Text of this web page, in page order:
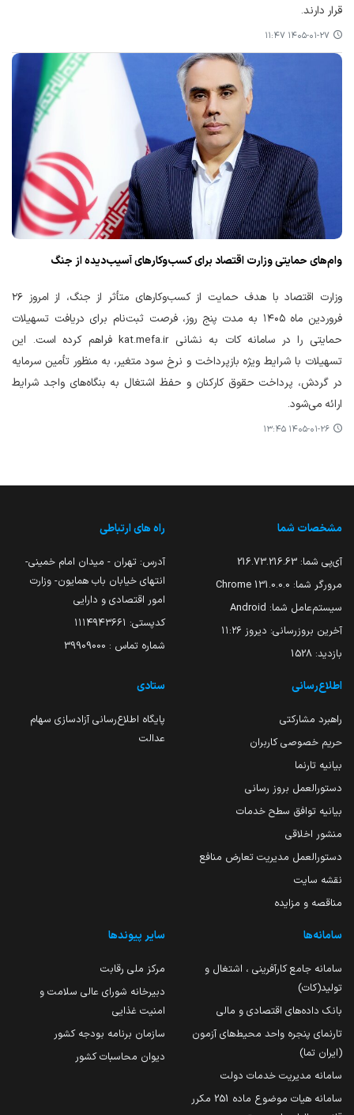
قرار دارند.
۱۴۰۵-۰۱-۲۷ ۱۱:۴۷
وام‌های حمایتی وزارت اقتصاد برای کسب‌وکارهای آسیب‌دیده از جنگ
وزارت اقتصاد با هدف حمایت از کسب‌وکارهای متأثر از جنگ، از امروز ۲۶
فروردین ماه ۱۴۰۵ به مدت پنج روز، فرصت ثبت‌نام برای دریافت تسهیلات
حمایتی را در سامانه کات به نشانی kat.mefa.ir فراهم کرده است. این
تسهیلات با شرایط ویژه بازپرداخت و نرخ سود متغیر، به منظور تأمین سرمایه
در گردش، پرداخت حقوق کارکنان و حفظ اشتغال به بنگاه‌های واجد شرایط
ارائه می‌شود.
۱۴۰۵-۰۱-۲۶ ۱۳:۴۵
مشخصات شما
آی‌پی شما: 216.73.216.63
مرورگر شما: 131.0.0.0 Chrome
سیستم‌عامل شما: Android
آخرین بروزرسانی: دیروز ۱۱:۲۶
بازدید: 1528
راه های ارتباطی
آدرس: تهران - میدان امام خمینی-
انتهای خیابان باب همایون- وزارت
امور اقتصادی و دارایی
کدپستی: ۱۱۱۴۹۴۳۶۶۱
شماره تماس : 39909000
اطلاع‌رسانی
راهبرد مشارکتی
حریم خصوصی کاربران
بیانیه تارنما
دستورالعمل بروز رسانی
بیانیه توافق سطح خدمات
منشور اخلاقی
دستورالعمل مدیریت تعارض منافع
نقشه سایت
مناقصه و مزایده
ستادی
پایگاه اطلاع‌رسانی آزادسازی سهام
عدالت
سامانه‌ها
سامانه جامع کارآفرینی ، اشتغال و
تولید(کات)
بانک داده‌های اقتصادی و مالی
تارنمای پنجره واحد محیط‌های آزمون
(ایران تما)
سامانه مدیریت خدمات دولت
سامانه هیات موضوع ماده 251 مکرر
سایر پیوندها
مرکز ملی رقابت
دبیرخانه شورای عالی سلامت و
امنیت غذایی
سازمان برنامه بودجه کشور
دیوان محاسبات کشور